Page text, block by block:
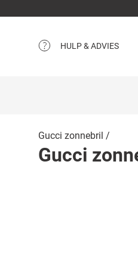
HULP & ADVIES
Gucci zonnebril
Gucci